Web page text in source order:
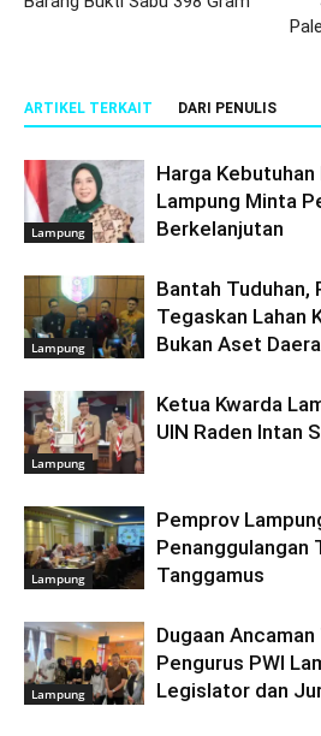
ARTIKEL TERKAIT DARI PENULIS
Lampung
Harga
Lampung Minta
Berkelanjutan
Lampung
Bantah Tuduhan,
Tegaskan Lahan
Bukan Aset
Lampung
Ketua Kwarda
UIN Raden Intan
Lampung
Pemprov
Penanggulangan
Tanggamus
Lampung
Dugaan
Pengurus PWI
Legislator dan